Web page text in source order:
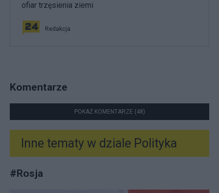
ofiar trzęsienia ziemi
Redakcja
Komentarze
POKAŻ KOMENTARZE (48)
Inne tematy w dziale Polityka
#Rosja